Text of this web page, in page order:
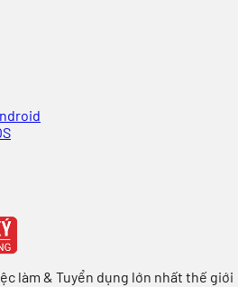
làm & Tuyển dụng lớn nhất thế giới